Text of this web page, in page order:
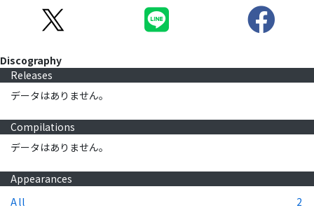
Discography
Releases
データはありません。
Compilations
データはありません。
Appearances
All
2